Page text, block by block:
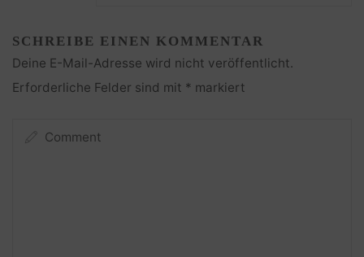
SCHREIBE EINEN KOMMENTAR
Deine E-Mail-Adresse wird nicht veröffentlicht.
Erforderliche Felder sind mit * markiert